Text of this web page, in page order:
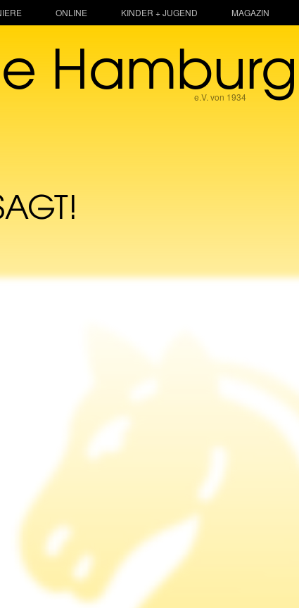
ONLINE KINDER + JUGEND MAGAZIN
Hamburg
e.V. von 1934